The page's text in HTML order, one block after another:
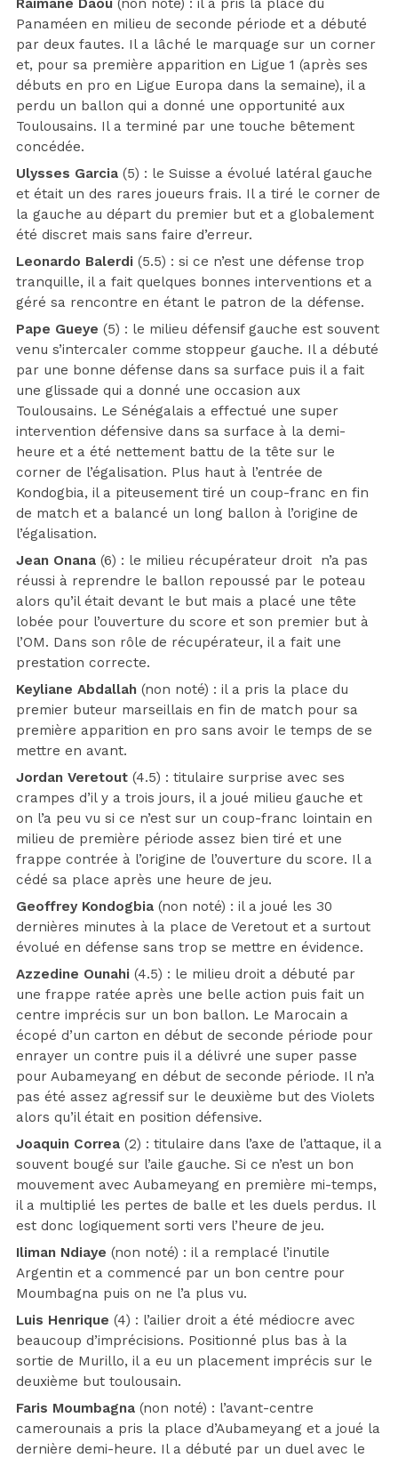
Raimane Daou (non noté) : il a pris la place du
Panaméen en milieu de seconde période et a débuté
par deux fautes. Il a lâché le marquage sur un corner
et, pour sa première apparition en Ligue 1 (après ses
débuts en pro en Ligue Europa dans la semaine), il a
perdu un ballon qui a donné une opportunité aux
Toulousains. Il a terminé par une touche bêtement
concédée.
Ulysses Garcia (5) : le Suisse a évolué latéral gauche
et était un des rares joueurs frais. Il a tiré le corner de
la gauche au départ du premier but et a globalement
été discret mais sans faire d’erreur.
Leonardo Balerdi (5.5) : si ce n’est une défense trop
tranquille, il a fait quelques bonnes interventions et a
géré sa rencontre en étant le patron de la défense.
Pape Gueye (5) : le milieu défensif gauche est souvent
venu s’intercaler comme stoppeur gauche. Il a débuté
par une bonne défense dans sa surface puis il a fait
une glissade qui a donné une occasion aux
Toulousains. Le Sénégalais a effectué une super
intervention défensive dans sa surface à la demi-
heure et a été nettement battu de la tête sur le
corner de l’égalisation. Plus haut à l’entrée de
Kondogbia, il a piteusement tiré un coup-franc en fin
de match et a balancé un long ballon à l’origine de
l’égalisation.
Jean Onana (6) : le milieu récupérateur droit n’a pas
réussi à reprendre le ballon repoussé par le poteau
alors qu’il était devant le but mais a placé une tête
lobée pour l’ouverture du score et son premier but à
l’OM. Dans son rôle de récupérateur, il a fait une
prestation correcte.
Keyliane Abdallah (non noté) : il a pris la place du
premier buteur marseillais en fin de match pour sa
première apparition en pro sans avoir le temps de se
mettre en avant.
Jordan Veretout (4.5) : titulaire surprise avec ses
crampes d’il y a trois jours, il a joué milieu gauche et
on l’a peu vu si ce n’est sur un coup-franc lointain en
milieu de première période assez bien tiré et une
frappe contrée à l’origine de l’ouverture du score. Il a
cédé sa place après une heure de jeu.
Geoffrey Kondogbia (non noté) : il a joué les 30
dernières minutes à la place de Veretout et a surtout
évolué en défense sans trop se mettre en évidence.
Azzedine Ounahi (4.5) : le milieu droit a débuté par
une frappe ratée après une belle action puis fait un
centre imprécis sur un bon ballon. Le Marocain a
écopé d’un carton en début de seconde période pour
enrayer un contre puis il a délivré une super passe
pour Aubameyang en début de seconde période. Il n’a
pas été assez agressif sur le deuxième but des Violets
alors qu’il était en position défensive.
Joaquin Correa (2) : titulaire dans l’axe de l’attaque, il a
souvent bougé sur l’aile gauche. Si ce n’est un bon
mouvement avec Aubameyang en première mi-temps,
il a multiplié les pertes de balle et les duels perdus. Il
est donc logiquement sorti vers l’heure de jeu.
Iliman Ndiaye (non noté) : il a remplacé l’inutile
Argentin et a commencé par un bon centre pour
Moumbagna puis on ne l’a plus vu.
Luis Henrique (4) : l’ailier droit a été médiocre avec
beaucoup d’imprécisions. Positionné plus bas à la
sortie de Murillo, il a eu un placement imprécis sur le
deuxième but toulousain.
Faris Moumbagna (non noté) : l’avant-centre
camerounais a pris la place d’Aubameyang et a joué la
dernière demi-heure. Il a débuté par un duel avec le